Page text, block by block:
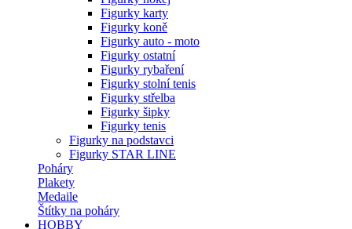
Figurky karty
Figurky koně
Figurky auto - moto
Figurky ostatní
Figurky rybaření
Figurky stolní tenis
Figurky střelba
Figurky šipky
Figurky tenis
Figurky na podstavci
Figurky STAR LINE
Poháry
Plakety
Medaile
Štítky na poháry
HOBBY